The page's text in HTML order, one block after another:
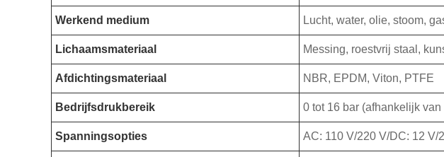
Werkend medium Lucht, water, olie, stoom,
Lichaamsmateriaal Messing, roestvrij staal,
Afdichtingsmateriaal NBR, EPDM, Viton, PTFE
Bedrijfsdrukbereik 0 tot 16 bar (afhankelijk van
Spanningsopties AC: 110 V/220 V/DC: 12 V/